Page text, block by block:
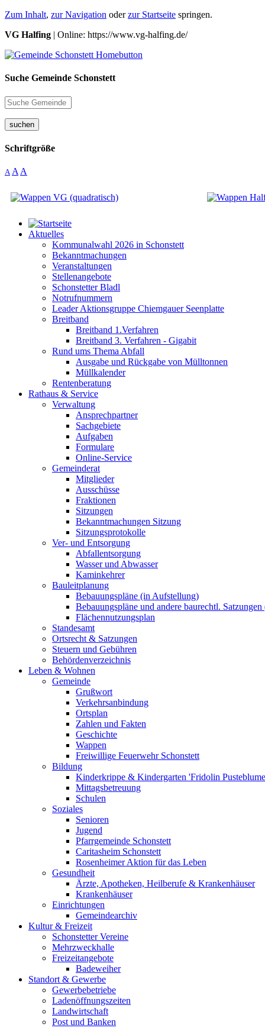
Zum Inhalt, zur Navigation oderzur Startseite springen.
VG Halfing | Online: https://www.vg-halfing.de/
Suche Gemeinde Schonstett
suchen
Schriftgröße
A A A
Aktuelles
Kommunalwahl 2026 in Schonstett
Bekanntmachungen
Veranstaltungen
Stellenangebote
Schonstetter Bladl
Notrufnummern
Leader Aktionsgruppe Chiemgauer Seenplatte
Breitband
Breitband 1.Verfahren
Breitband 3. Verfahren - Gigabit
Rund ums Thema Abfall
Ausgabe und Rückgabe von Mülltonnen
Müllkalender
Rentenberatung
Rathaus & Service
Verwaltung
Ansprechpartner
Sachgebiete
Aufgaben
Formulare
Online-Service
Gemeinderat
Mitglieder
Ausschüsse
Fraktionen
Sitzungen
Bekanntmachungen Sitzung
Sitzungsprotokolle
Ver- und Entsorgung
Abfallentsorgung
Wasser und Abwasser
Kaminkehrer
Bauleitplanung
Bebauungspläne (in Aufstellung)
Bebauungspläne und andere baurechtl.
Flächennutzungsplan
Standesamt
Ortsrecht & Satzungen
Steuern und Gebühren
Behördenverzeichnis
Leben & Wohnen
Gemeinde
Grußwort
Verkehrsanbindung
Ortsplan
Zahlen und Fakten
Geschichte
Wappen
Freiwillige Feuerwehr Schonstett
Bildung
Kinderkrippe & Kindergarten 'Fridolin
Mittagsbetreuung
Schulen
Soziales
Senioren
Jugend
Pfarrgemeinde Schonstett
Caritasheim Schonstett
Rosenheimer Aktion für das Leben
Gesundheit
Ärzte, Apotheken, Heilberufe & Krankenhäuser
Krankenhäuser
Einrichtungen
Gemeindearchiv
Kultur & Freizeit
Schonstetter Vereine
Mehrzweckhalle
Freizeitangebote
Badeweiher
Standort & Gewerbe
Gewerbebetriebe
Ladenöffnungszeiten
Landwirtschaft
Post und Banken